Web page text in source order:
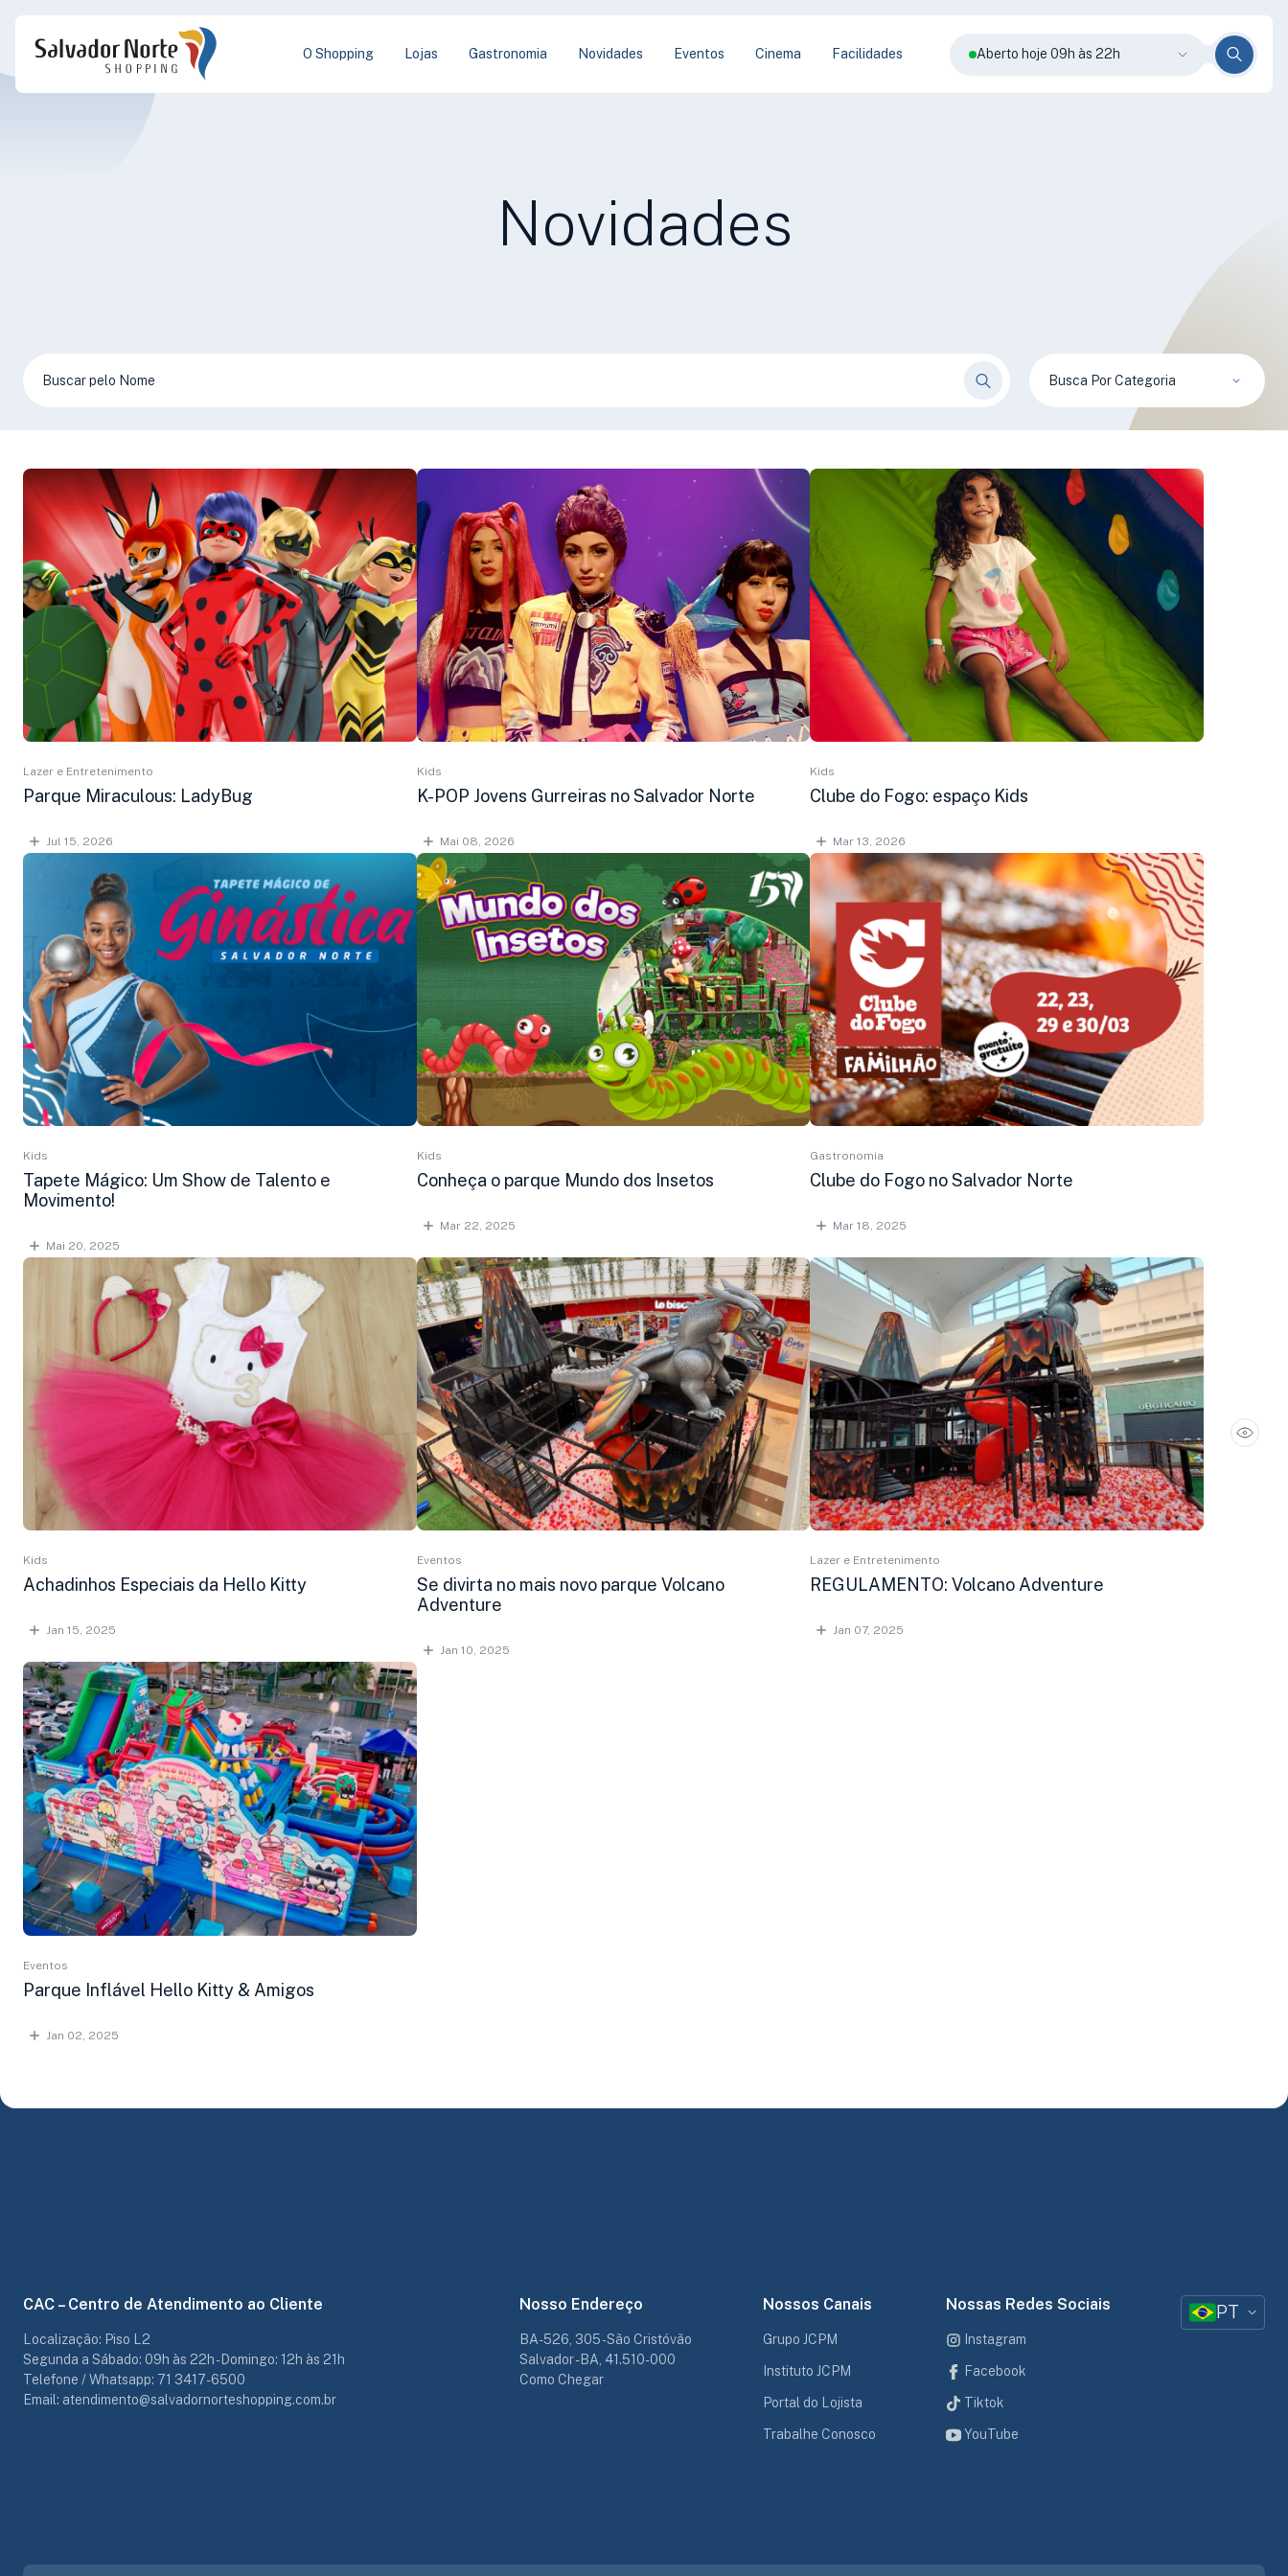
O Shopping Lojas Gastronomia Novidades Eventos Cinema Facilidades Aberto hoje 09h às 22h
Novidades
Busca Por Categoria
Lazer e Entretenimento
Parque Miraculous: LadyBug
Jul 15, 2026
Kids
K-POP Jovens Gurreiras no Salvador Norte
Mai 08, 2026
Kids
Clube do Fogo: espaço Kids
Mar 13, 2026
Kids
Tapete Mágico: Um Show de Talento e
Movimento!
Mai 20, 2025
Kids
Conheça o parque Mundo dos Insetos
Mar 22, 2025
Gastronomia
Clube do Fogo no Salvador Norte
Mar 18, 2025
Kids
Achadinhos Especiais da Hello Kitty
Jan 15, 2025
Eventos
Se divirta no mais novo parque Volcano
Adventure
Jan 10, 2025
Lazer e Entretenimento
REGULAMENTO: Volcano Adventure
Jan 07, 2025
Eventos
Parque Inflável Hello Kitty & Amigos
Jan 02, 2025
CAC – Centro de Atendimento ao Cliente
Localização: Piso L2
Segunda a Sábado: 09h às 22h - Domingo: 12h às 21h
Telefone / Whatsapp: 71 3417-6500
Email: atendimento@salvadornorteshopping.com.br
Nosso Endereço
BA-526, 305 - São Cristóvão
Salvador - BA, 41.510-000
Como Chegar
Nossos Canais
Grupo JCPM
Instituto JCPM
Portal do Lojista
Trabalhe Conosco
Nossas Redes Sociais
Instagram
Facebook
Tiktok
YouTube
PT